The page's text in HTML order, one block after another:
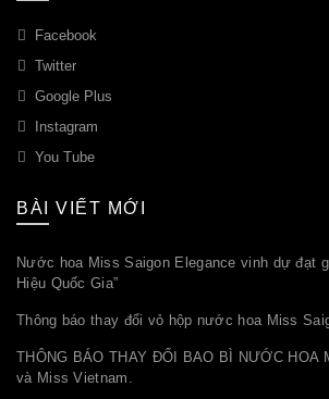
Facebook
Twitter
Google Plus
Instagram
You Tube
BÀI VIẾT MỚI
Nước hoa Miss Saigon Elegance vinh dự đạt
Hiệu Quốc Gia”
Thông báo thay đổi vỏ hộp nước hoa Miss
THÔNG BÁO THAY ĐỔI BAO BÌ NƯỚC HOA
và Miss Vietnam.